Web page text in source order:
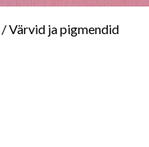
/ Värvid ja pigmendid